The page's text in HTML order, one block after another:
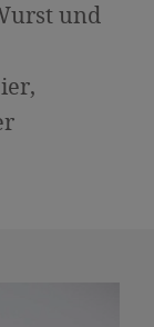
und